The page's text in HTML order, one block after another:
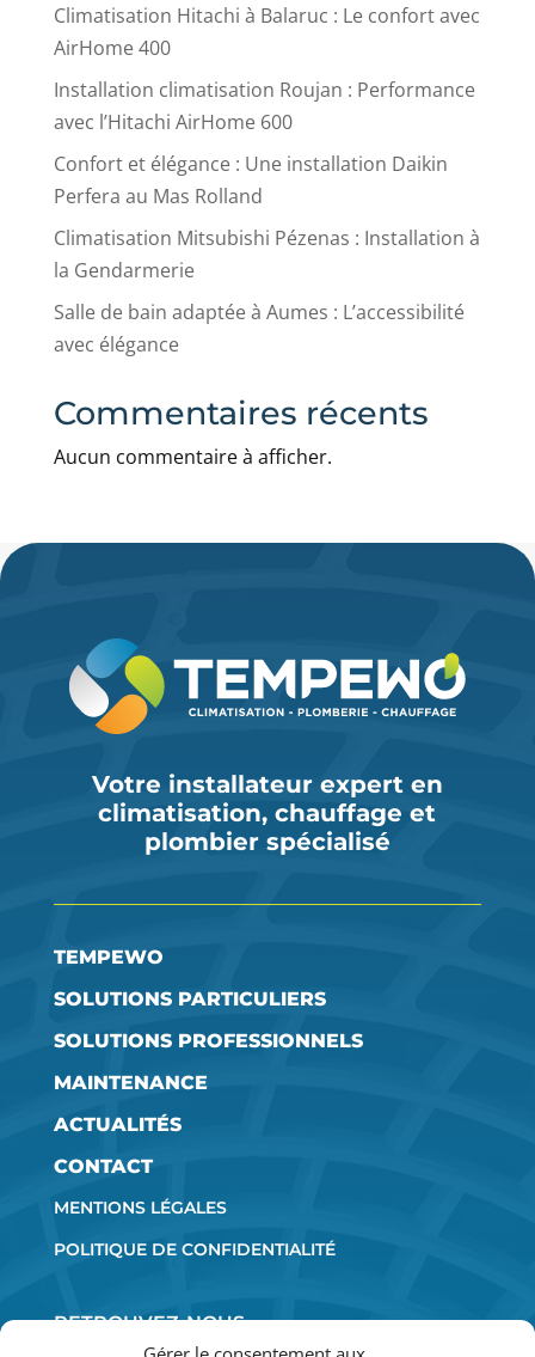
Climatisation Hitachi à Balaruc : Le confort avec
AirHome 400
Installation climatisation Roujan : Performance
avec l’Hitachi AirHome 600
Confort et élégance : Une installation Daikin
Perfera au Mas Rolland
Climatisation Mitsubishi Pézenas : Installation à
la Gendarmerie
Salle de bain adaptée à Aumes : L’accessibilité
avec élégance
Commentaires récents
Aucun commentaire à afficher.
Votre installateur expert en
climatisation, chauffage et
plombier spécialisé
TEMPEWO
SOLUTIONS PARTICULIERS
SOLUTIONS PROFESSIONNELS
MAINTENANCE
ACTUALITÉS
CONTACT
MENTIONS LÉGALES
POLITIQUE DE CONFIDENTIALITÉ
RETROUVEZ-NOUS
SUR LES RÉSEAUX SOCIAUX :